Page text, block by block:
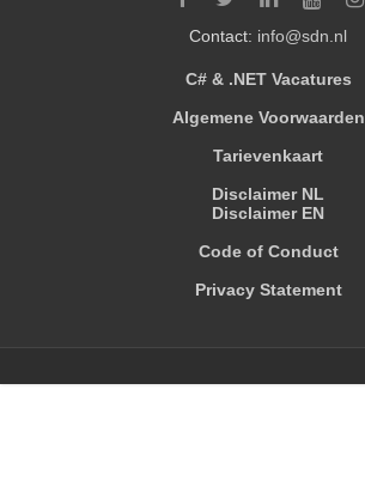
Contact: info@sdn.nl
C# & .NET Vacatures
Algemene Voorwaarden
Tarievenkaart
Disclaimer NL
Disclaimer EN
Code of Conduct
Privacy Statement